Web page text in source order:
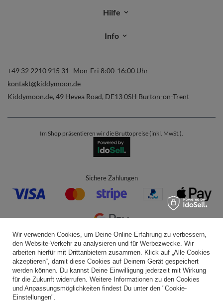
Hilfe
Info
+49 32 2210 915 31
Mon-Fri 8:00-16:00 Uhr
kontakt@kiddymoon.de
Kiddymoon.de, 49 Hevea Road, DE13 0SH Burton-on-Trent
Im Shop präsentieren wir die Bruttopreise (inkl. MwSt.).
Sichere Zahlungen
Bequeme Lieferung
Du kannst uns vertrauen
Wir verwenden Cookies, um Deine Online-Erfahrung zu verbessern,
den Website-Verkehr zu analysieren und für Werbezwecke. Wir
arbeiten hierfür mit Drittanbietern zusammen. Klick auf „Alle Cookies
akzeptieren“, damit diese Cookies auf Deinem Gerät gespeichert
werden können. Du kannst Deine Einwilligung jederzeit mit Wirkung
für die Zukunft widerrufen. Weitere Informationen zu den Cookies
und Anpassungsmöglichkeiten findest Du unter den "Cookie-
Einstellungen".